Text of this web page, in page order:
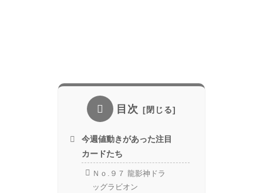
目次
今週値動きがあった注目
カードたち
Ｎｏ.９７ 龍影神ドラ
ッグラビオン